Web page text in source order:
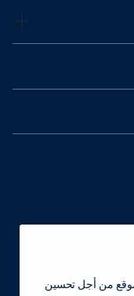
من أجل تحسين